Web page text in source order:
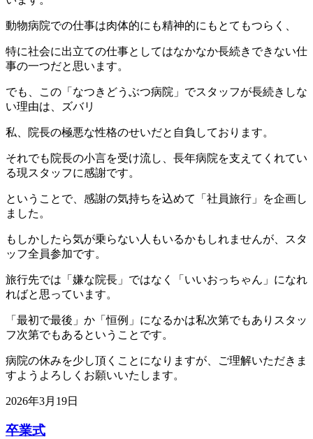
動物病院での仕事は肉体的にも精神的にもとてもつらく、
特に社会に出立ての仕事としてはなかなか長続きできない仕
事の一つだと思います。
でも、この「なつきどうぶつ病院」でスタッフが長続きしな
い理由は、ズバリ
私、院長の極悪な性格のせいだと自負しております。
それでも院長の小言を受け流し、長年病院を支えてくれてい
る現スタッフに感謝です。
ということで、感謝の気持ちを込めて「社員旅行」を企画し
ました。
もしかしたら気が乗らない人もいるかもしれませんが、スタ
ッフ全員参加です。
旅行先では「嫌な院長」ではなく「いいおっちゃん」になれ
ればと思っています。
「最初で最後」か「恒例」になるかは私次第でもありスタッ
フ次第でもあるということです。
病院の休みを少し頂くことになりますが、ご理解いただきま
すようよろしくお願いいたします。
2026年3月19日
卒業式